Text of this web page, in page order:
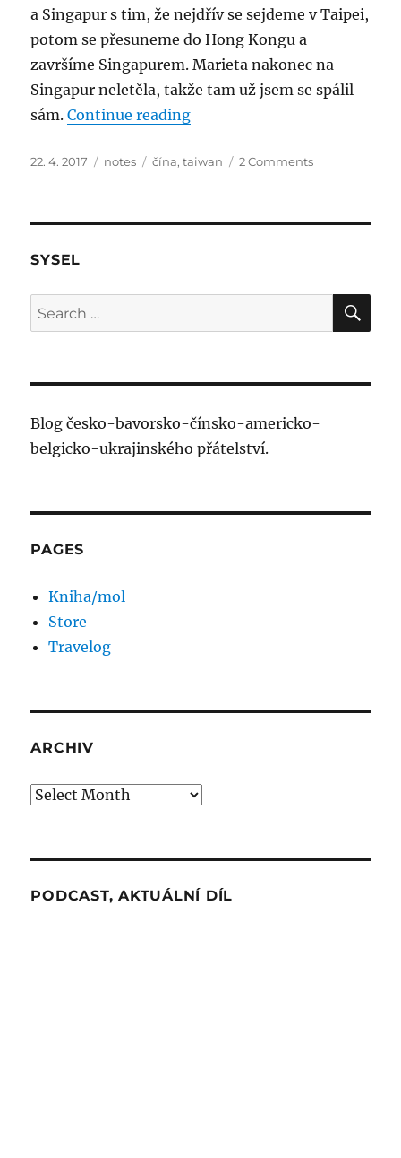
a Singapur s tim, že nejdřív se sejdeme v Taipei,
potom se přesuneme do Hong Kongu a
završíme Singapurem. Marieta nakonec na
Singapur neletěla, takže tam už jsem se spálil
sám.Continue reading“Čína mimo Čínu: Taiwan –
Posted
22. 4. 2017 Categories
notes Tags
čína,taiwan 2 Commentson
SYSEL
Search
for:
Blog česko-bavorsko-čínsko-americko-
belgicko-ukrajinského přátelství.
PAGES
Kniha/mol
Store
Travelog
ARCHIV
Archiv
PODCAST, AKTUÁLNÍ DÍL